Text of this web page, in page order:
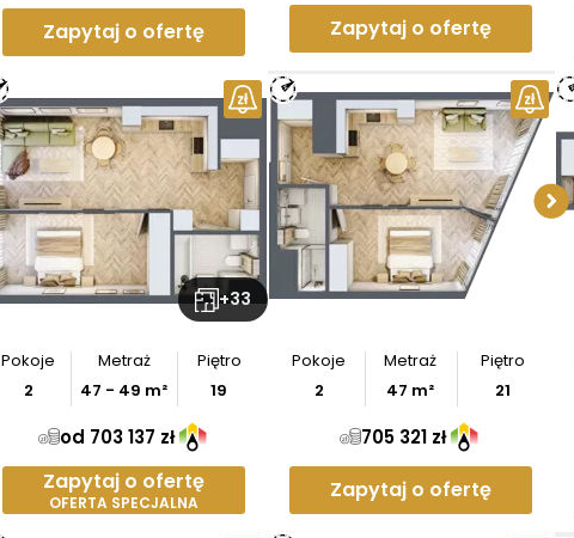
Zapytaj o ofertę Zapytaj o ofertę
+33
Pokoje
2
Metraż
47 - 49 m²
Piętro
19
od 703 137 zł
Zapytaj o ofertę
OFERTA SPECJALNA
Pokoje
2
Metraż
47 m²
Piętro
21
705 321 zł
Zapytaj o ofertę